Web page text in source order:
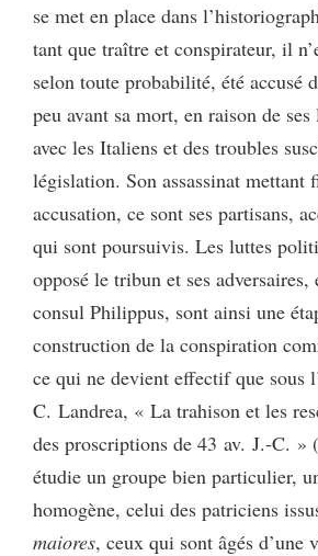
se met en place dans
tant que traître et conspirateur, il
selon toute probabilité, été accusé
peu avant sa mort, en raison de ses
avec les Italiens et des troubles
législation. Son assassinat mettant
accusation, ce sont ses partisans,
qui sont poursuivis. Les luttes
opposé le tribun et ses
consul Philippus, sont ainsi une
construction de la conspiration
ce qui ne devient effectif que sous
C. Landrea, « La trahison et les
des proscriptions de 43 av. J.-C. »
étudie un groupe bien particulier,
homogène, celui des patriciens
maiores, ceux qui sont âgés d’une